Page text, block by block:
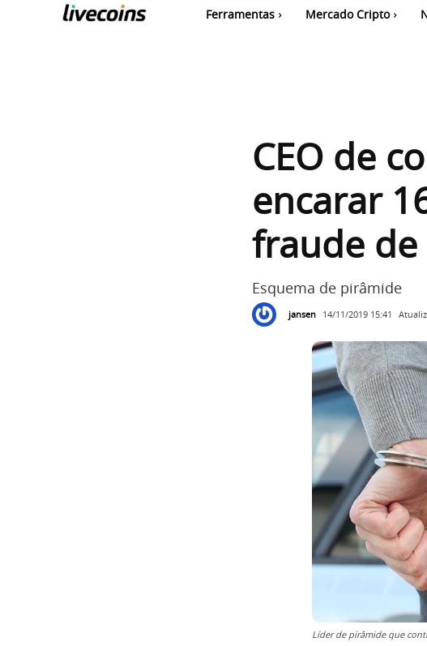
Ferramentas Mercado Cripto
CEO de
encarar
fraude de
Esquema de pirâmide
jansen 14/11/2019 15:41
Líder de pirâmide que